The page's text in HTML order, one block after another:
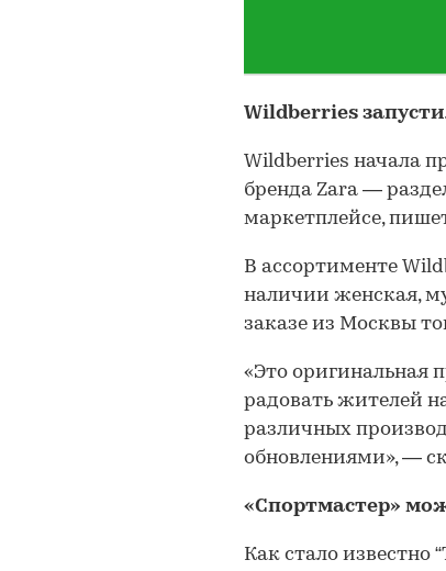
Wildberries
Wildberries начала
бренда Zara —
маркетплейсе,
В ассортименте
наличии женская,
заказе из Москвы
«Это оригинальная
радовать жителей
различных
обновлениями», —
«Спортмастер»
Как стало известно